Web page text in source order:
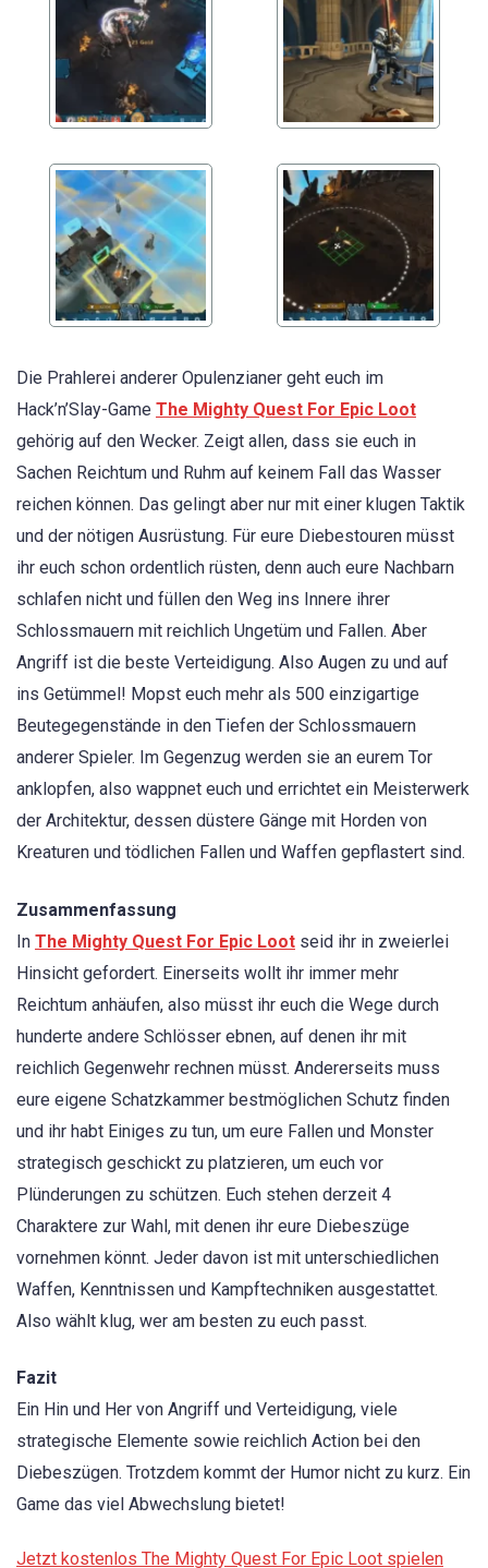
Die Prahlerei anderer Opulenzianer geht euch im
Hack’n’Slay-Game The Mighty Quest For Epic Loot
gehörig auf den Wecker. Zeigt allen, dass sie euch in
Sachen Reichtum und Ruhm auf keinem Fall das Wasser
reichen können. Das gelingt aber nur mit einer klugen Taktik
und der nötigen Ausrüstung. Für eure Diebestouren müsst
ihr euch schon ordentlich rüsten, denn auch eure Nachbarn
schlafen nicht und füllen den Weg ins Innere ihrer
Schlossmauern mit reichlich Ungetüm und Fallen. Aber
Angriff ist die beste Verteidigung. Also Augen zu und auf
ins Getümmel! Mopst euch mehr als 500 einzigartige
Beutegegenstände in den Tiefen der Schlossmauern
anderer Spieler. Im Gegenzug werden sie an eurem Tor
anklopfen, also wappnet euch und errichtet ein Meisterwerk
der Architektur, dessen düstere Gänge mit Horden von
Kreaturen und tödlichen Fallen und Waffen gepflastert sind.
Zusammenfassung
In The Mighty Quest For Epic Loot seid ihr in zweierlei
Hinsicht gefordert. Einerseits wollt ihr immer mehr
Reichtum anhäufen, also müsst ihr euch die Wege durch
hunderte andere Schlösser ebnen, auf denen ihr mit
reichlich Gegenwehr rechnen müsst. Andererseits muss
eure eigene Schatzkammer bestmöglichen Schutz finden
und ihr habt Einiges zu tun, um eure Fallen und Monster
strategisch geschickt zu platzieren, um euch vor
Plünderungen zu schützen. Euch stehen derzeit 4
Charaktere zur Wahl, mit denen ihr eure Diebeszüge
vornehmen könnt. Jeder davon ist mit unterschiedlichen
Waffen, Kenntnissen und Kampftechniken ausgestattet.
Also wählt klug, wer am besten zu euch passt.
Fazit
Ein Hin und Her von Angriff und Verteidigung, viele
strategische Elemente sowie reichlich Action bei den
Diebeszügen. Trotzdem kommt der Humor nicht zu kurz. Ein
Game das viel Abwechslung bietet!
Jetzt kostenlos The Mighty Quest For Epic Loot spielen